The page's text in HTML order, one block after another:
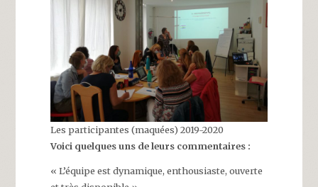
Les participantes (maquées) 2019-2020
Voici quelques uns de leurs commentaires :
« L’équipe est dynamique, enthousiaste, ouverte